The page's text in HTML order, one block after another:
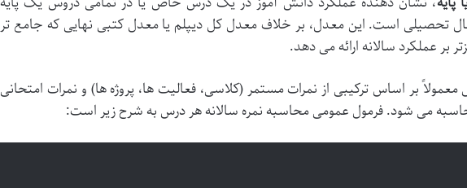
است. این معدل، بر خلاف معدل کل دیپلم یا معدل کتبی نهایی که جامع تر
بر عملکرد سالانه ارائه می دهد.
معمولاً بر اساس ترکیبی از نمرات مستمر (کلاسی، فعالیت ها، پروژه ها) و نمرات امتحانی
می شود. فرمول عمومی محاسبه نمره سالانه هر درس به شرح زیر است: